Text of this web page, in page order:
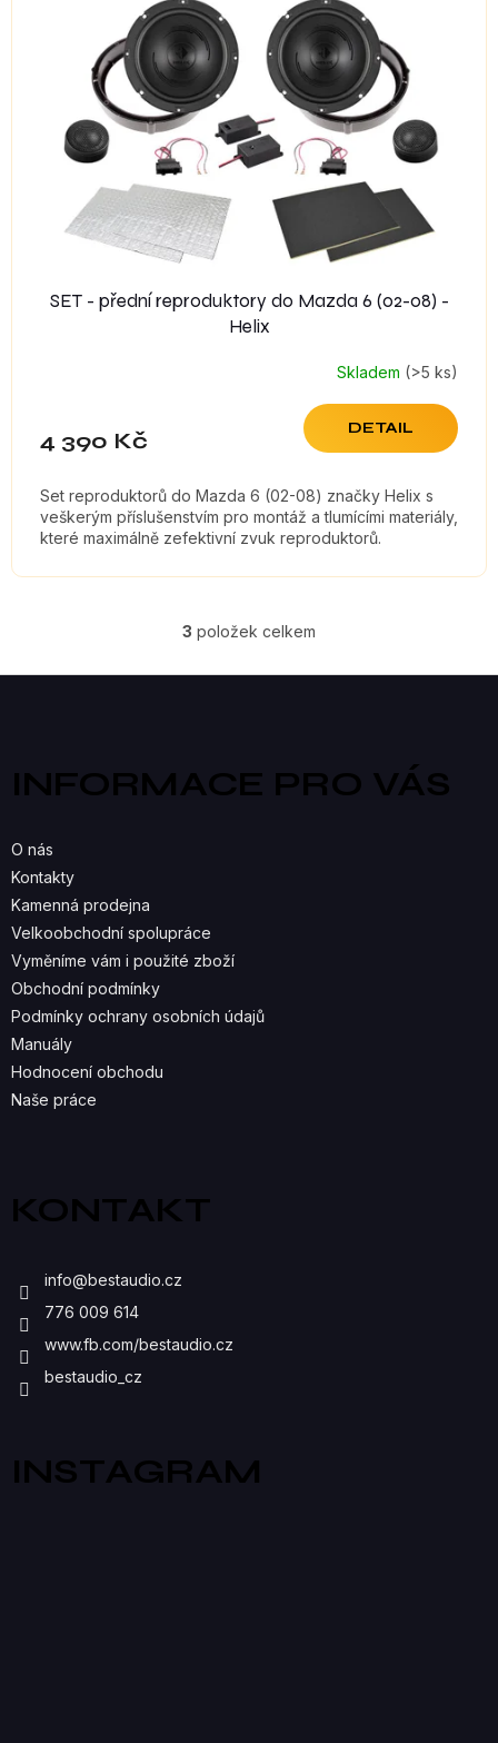
SET - přední reproduktory do Mazda 6 (02-08) -
Helix
Skladem (>5 ks)
4 390 Kč DETAIL
Set reproduktorů do Mazda 6 (02-08) značky Helix s
veškerým příslušenstvím pro montáž a tlumícími materiály,
které maximálně zefektivní zvuk reproduktorů.
O
V
Á
D
R
V
3 položek celkem
INFORMACE PRO VÁS
O nás
Kontakty
Kamenná prodejna
Velkoobchodní spolupráce
Vyměníme vám i použité zboží
Obchodní podmínky
Podmínky ochrany osobních údajů
Manuály
Hodnocení obchodu
Naše práce
KONTAKT
info@bestaudio.cz
776 009 614
www.fb.com/bestaudio.cz
bestaudio_cz
INSTAGRAM